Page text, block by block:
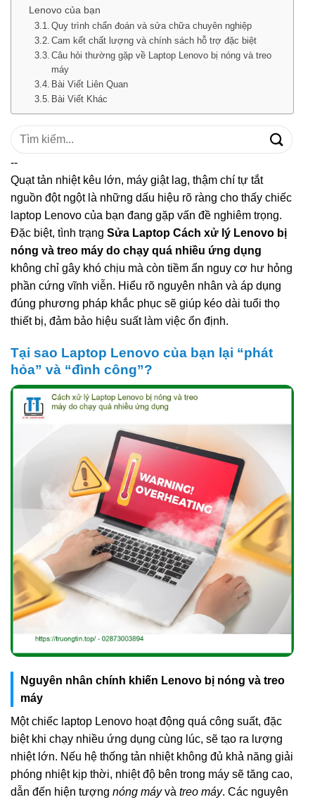
Lenovo của bạn
Quy trình chẩn đoán và sửa chữa chuyên nghiệp
Cam kết chất lượng và chính sách hỗ trợ đặc biệt
Câu hỏi thường gặp về Laptop Lenovo bị nóng và treo
máy
Bài Viết Liên Quan
Bài Viết Khác
Tìm
--
Quạt tản nhiệt kêu lớn, máy giật lag, thậm chí tự tắt
nguồn đột ngột là những dấu hiệu rõ ràng cho thấy chiếc
laptop Lenovo của bạn đang gặp vấn đề nghiêm trọng.
Đặc biệt, tình trạng Sửa Laptop Cách xử lý Lenovo bị
nóng và treo máy do chạy quá nhiều ứng dụng
không chỉ gây khó chịu mà còn tiềm ẩn nguy cơ hư hỏng
phần cứng vĩnh viễn. Hiểu rõ nguyên nhân và áp dụng
đúng phương pháp khắc phục sẽ giúp kéo dài tuổi thọ
thiết bị, đảm bảo hiệu suất làm việc ổn định.
Tại sao Laptop Lenovo của bạn lại “phát
hỏa” và “đình công”?
Nguyên nhân chính khiến Lenovo bị nóng và treo
máy
Một chiếc laptop Lenovo hoạt động quá công suất, đặc
biệt khi chạy nhiều ứng dụng cùng lúc, sẽ tạo ra lượng
nhiệt lớn. Nếu hệ thống tản nhiệt không đủ khả năng giải
phóng nhiệt kịp thời, nhiệt độ bên trong máy sẽ tăng cao,
dẫn đến hiện tượng nóng máyvà treo máy. Các nguyên